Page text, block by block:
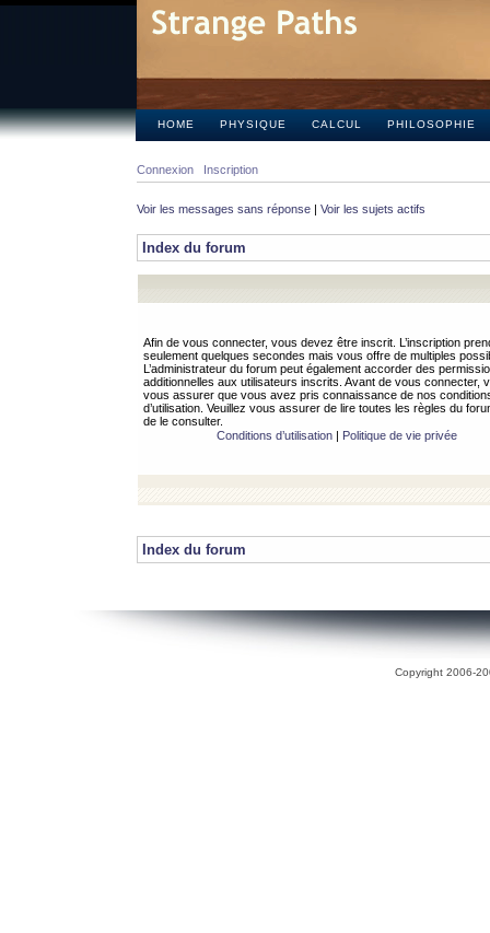
HOME PHYSIQUE CALCUL PHILOSOPHIE
Connexion Inscription
Voir les messages sans réponse | Voir les sujets actifs
Index du forum
Afin de vous connecter, vous devez être inscrit. L’inscription
seulement quelques secondes mais vous offre de multiples
L’administrateur du forum peut également accorder des
additionnelles aux utilisateurs inscrits. Avant de vous connecter,
vous assurer que vous avez pris connaissance de nos
d’utilisation. Veuillez vous assurer de lire toutes les règles du
de le consulter.
Conditions d’utilisation| Politique de vie privée
Index du forum
Copyright 2006-